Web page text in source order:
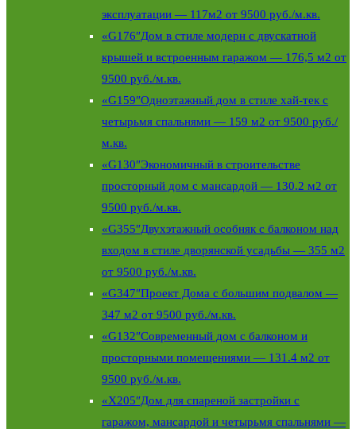
эксплуатации — 117м2 от 9500 руб./м.кв.
«G176″Дом в стиле модерн с двускатной
крышей и встроенным гаражом — 176,5 м2 от
9500 руб./м.кв.
«G159″Одноэтажный дом в стиле хай-тек с
четырьмя спальнями — 159 м2 от 9500 руб./
м.кв.
«G130″Экономичный в строительстве
просторный дом с мансардой — 130.2 м2 от
9500 руб./м.кв.
«G355″Двухэтажный особняк c балконом над
входом в стиле дворянской усадьбы — 355 м2
от 9500 руб./м.кв.
«G347″Проект Дома с большим подвалом —
347 м2 от 9500 руб./м.кв.
«G132″Современный дом с балконом и
просторными помещениями — 131.4 м2 от
9500 руб./м.кв.
«X205″Дом для спареной застройки с
гаражом, мансардой и четырьмя спальнями —